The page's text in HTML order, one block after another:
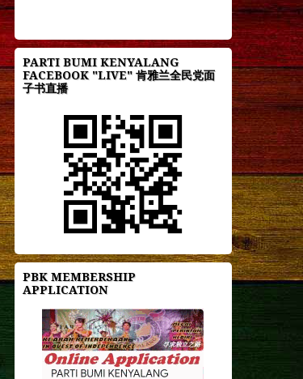
PARTI BUMI KENYALANG
FACEBOOK "LIVE" 肯雅兰全民党面
子书直播
PBK MEMBERSHIP
APPLICATION